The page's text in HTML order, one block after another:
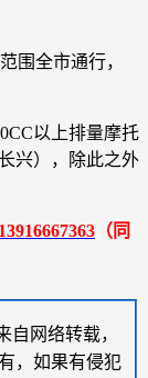
围全市通行，
以上排量摩托
兴），除此之外
13916667363 （同
自网络转载，
，如果有侵犯